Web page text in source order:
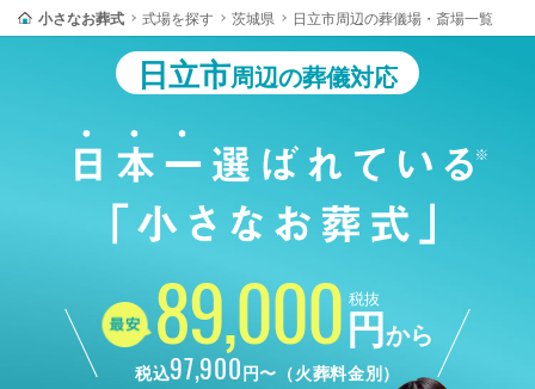
小さなお葬式 式場を探す 茨城県 日立市周辺の葬儀場・斎場一覧
日立市周辺の葬儀対応
89,000 税抜
円から
税込97,900円〜（火葬料金別）